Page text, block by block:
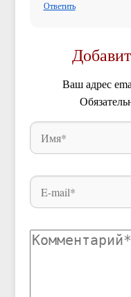
Ответить
Ваш адрес